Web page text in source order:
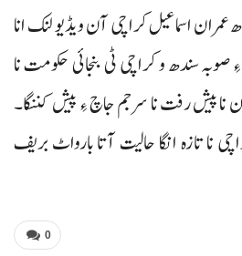
اسماعیل کراچی آن ویڈیو لنک انا
سندھ و کراچی ٹی بنجائی حکومت نا
نا پیش رفت نا سرجم جاچ ءِ پیش کننگا۔
نا تازہ انگا حالیت آتا بارواٹ بریف
0